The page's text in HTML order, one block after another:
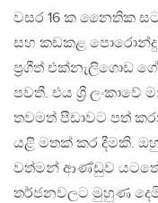
වසර 16 ක නෛතික
සහ කඩකළ පොරොන්දු
ප්‍රගීත් එක්නැලිගොඩ
පවතී. එය ශ්‍රී
තවමත් පීඩාවට පත්
යළි මතක් කර දීමකි.
වත්මන් ආණ්ඩුව
තර්ජනවලට මුහුණ